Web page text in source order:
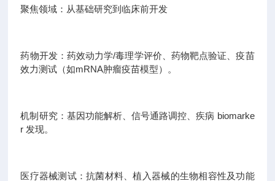
聚焦领域：从基础研究到临床前开发
药物开发：药效动力学/毒理学评价、药物靶点验证、疫苗
效力测试（如mRNA肿瘤疫苗模型）。
机制研究：基因功能解析、信号通路调控、疾病 biomarke
r 发现。
医疗器械测试：抗菌材料、植入器械的生物相容性及功能